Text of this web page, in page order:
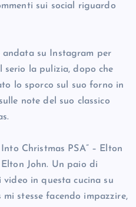
sui social riguardo
andata su Instagram per
serio la pulizia, dopo che
lo sporco sul suo forno in
note del suo classico
Christmas PSA” – Elton
John. Un paio di
in questa cucina su
stesse facendo impazzire,